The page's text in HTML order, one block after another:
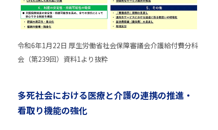
令和6年1月22日 厚生労働省社会保障審議会介護給付費分科
会（第239回）資料1より抜粋
多死社会における医療と介護の連携の推進・
看取り機能の強化